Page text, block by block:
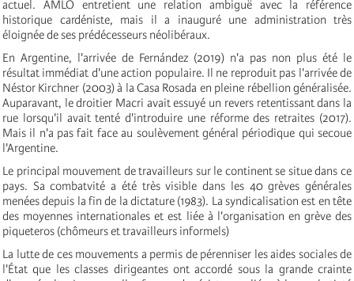
actuel. AMLO entretient une relation ambiguë avec la référence
historique cardéniste, mais il a inauguré une administration très
éloignée de ses prédécesseurs néolibéraux.
En Argentine, l'arrivée de Fernández (2019) n'a pas non plus été le
résultat immédiat d'une action populaire. Il ne reproduit pas l'arrivée de
Néstor Kirchner (2003) à la Casa Rosada en pleine rébellion généralisée.
Auparavant, le droitier Macri avait essuyé un revers retentissant dans la
rue lorsqu'il avait tenté d'introduire une réforme des retraites (2017).
Mais il n'a pas fait face au soulèvement général périodique qui secoue
l'Argentine.
Le principal mouvement de travailleurs sur le continent se situe dans ce
pays. Sa combatvité a été très visible dans les 40 grèves générales
menées depuis la fin de la dictature (1983). La syndicalisation est en tête
des moyennes internationales et est liée à l'organisation en grève des
piqueteros (chômeurs et travailleurs informels)
La lutte de ces mouvements a permis de pérenniser les aides sociales de
l'État que les classes dirigeantes ont accordé sous la grande crainte